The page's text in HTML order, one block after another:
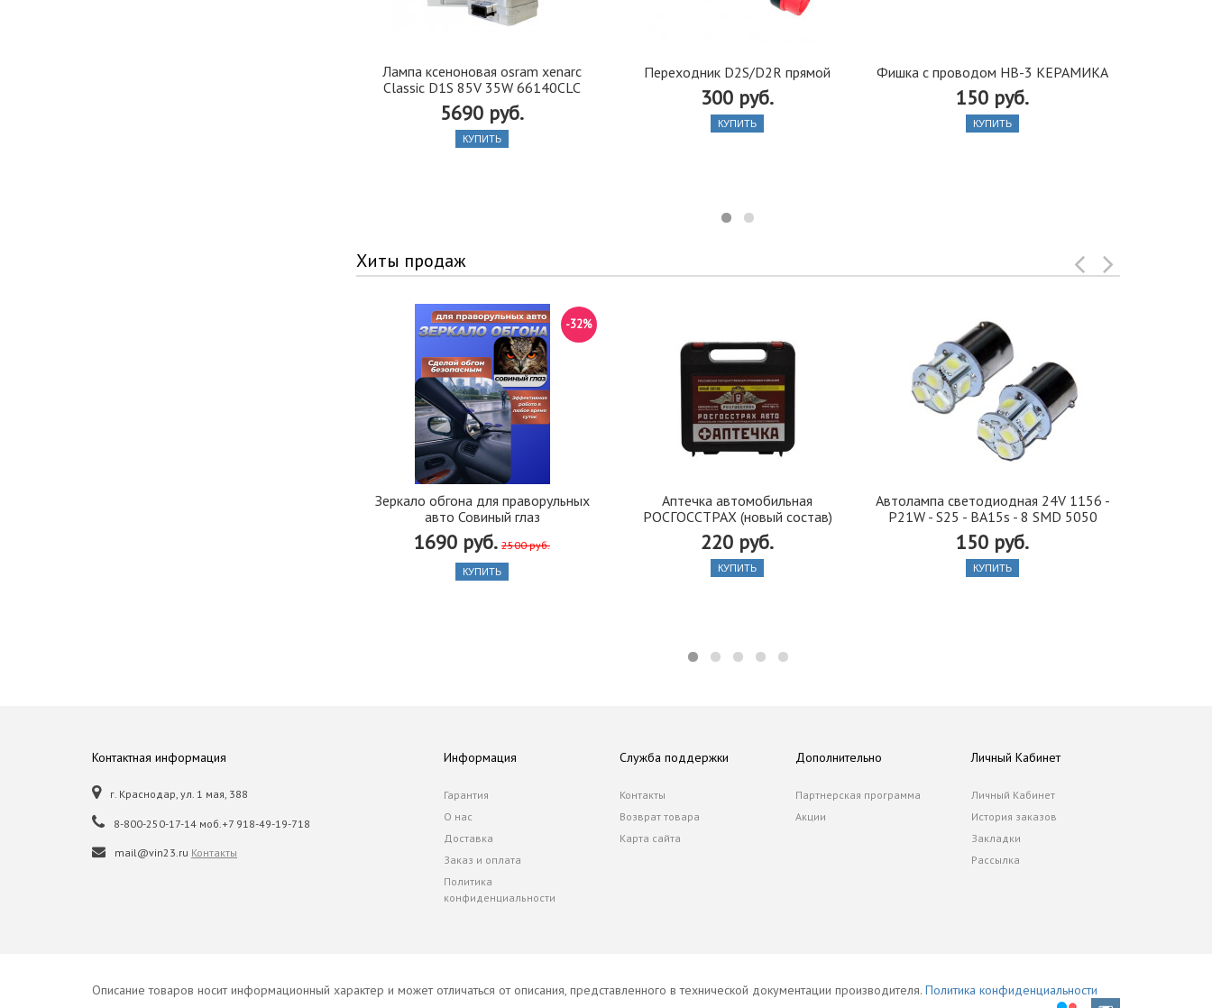
Лампа ксеноновая osram xenarc
Classic D1S 85V 35W 66140CLC
5690 руб.
КУПИТЬ
Переходник D2S/D2R прямой
300 руб.
КУПИТЬ
Фишка с проводом НВ-3 КЕРАМИКА
150 руб.
КУПИТЬ
Хиты продаж
Зеркало обгона для праворульных
авто Совиный глаз
1690 руб. 2500 руб.
-32%
КУПИТЬ
Аптечка автомобильная
РОСГОССТРАХ (новый состав)
220 руб.
КУПИТЬ
Автолампа cветодиодная 24V 1156 -
P21W - S25 - BA15s - 8 SMD 5050
150 руб.
КУПИТЬ
Контактная информация
г. Краснодар, ул. 1 мая, 388
8-800-250-17-14 моб.+7 918-49-19-718
mail@vin23.ru Контакты
Информация
Гарантия
О нас
Доставка
Заказ и оплата
Политика
конфиденциальности
Служба поддержки
Контакты
Возврат товара
Карта сайта
Дополнительно
Партнерская программа
Акции
Личный Кабинет
Личный Кабинет
История заказов
Закладки
Рассылка
Описание товаров носит информационный характер и может отличаться от описания, представленного в технической документации производителя. Политика конфиденциальности